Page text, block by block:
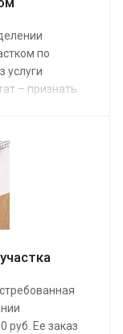
по
услуги
– признать
и
руб. Ее заказ